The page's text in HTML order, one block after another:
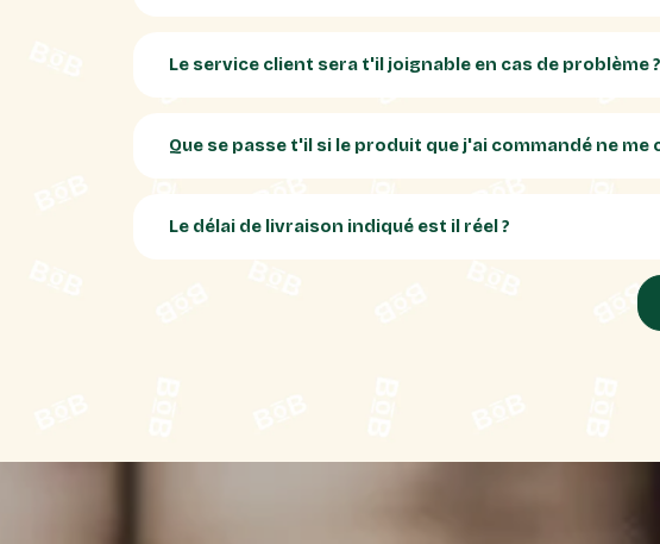
Le service client sera t'il joignable en cas de problème ?
Que se passe t'il si le produit que j'ai commandé ne me
Le délai de livraison indiqué est il réel ?